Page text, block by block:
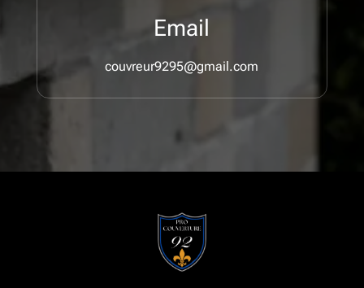
Email
couvreur9295@gmail.com